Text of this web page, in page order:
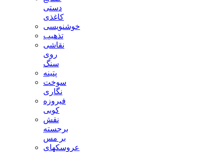
دستی
کاغذی
خوشنویسی
تذهیب
نقاشی
روی
سنگ
پتینه
سوخت
نگاری
فیروزه
کوبی
نقش
برجسته
بر مس
عروسکهای